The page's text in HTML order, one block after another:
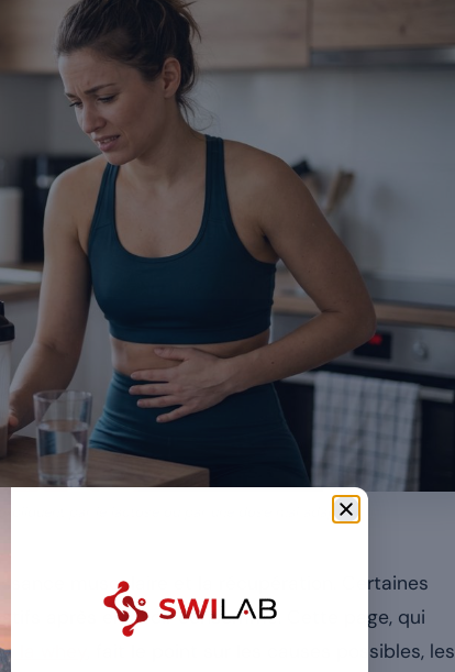
par le lactose ou par une dose mal adaptée.
musculaire et la récupération. Certaines
après en avoir consommé. Cette page, qui
la whey
, fait le point sur les causes possibles, les